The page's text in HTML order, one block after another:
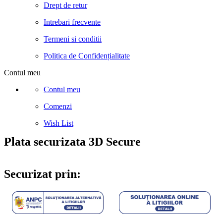
Drept de retur
Intrebari frecvente
Termeni si conditii
Politica de Confidențialitate
Contul meu
Contul meu
Comenzi
Wish List
Plata securizata 3D Secure
Securizat prin: